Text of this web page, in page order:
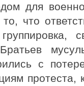
для
что
с
протеста,